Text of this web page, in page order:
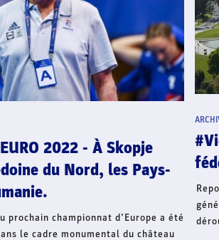
2022 - À Skopje
du Nord, les Pays-
prochain championnat d’Europe a été
le cadre monumental du château